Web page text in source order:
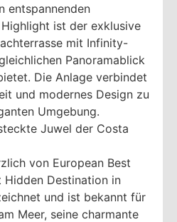
entspannenden
ist der exklusive
mit Infinity-
Panoramablick
Die Anlage verbindet
und modernes Design zu
Umgebung.
Juwel der Costa
von European Best
Hidden Destination in
und ist bekannt für
Meer, seine charmante